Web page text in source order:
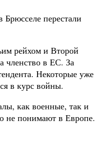
Брюсселе перестали
рейхом и Второй
членство в ЕС. За
Некоторые уже
в курс войны.
как военные, так и
не понимают в Европе.